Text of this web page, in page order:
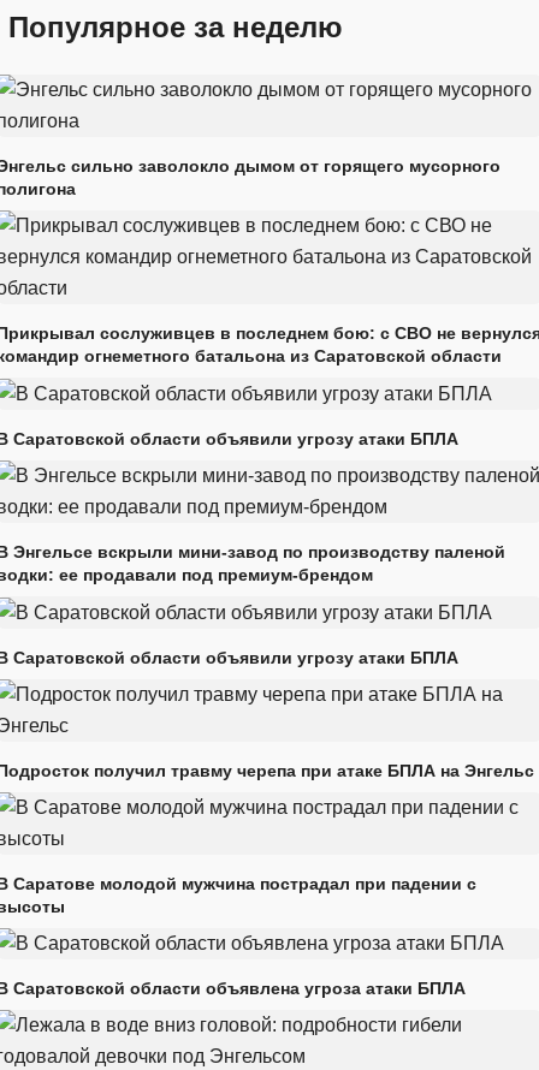
Популярное за неделю
сильно заволокло дымом от горящего мусорного
сослуживцев в последнем бою: с СВО не
огнеметного батальона из Саратовской области
Саратовской области объявили угрозу атаки БПЛА
Энгельсе вскрыли мини-завод по производству паленой
ее продавали под премиум-брендом
Саратовской области объявили угрозу атаки БПЛА
получил травму черепа при атаке БПЛА на Энгельс
Саратове молодой мужчина пострадал при падении с
Саратовской области объявлена угроза атаки БПЛА